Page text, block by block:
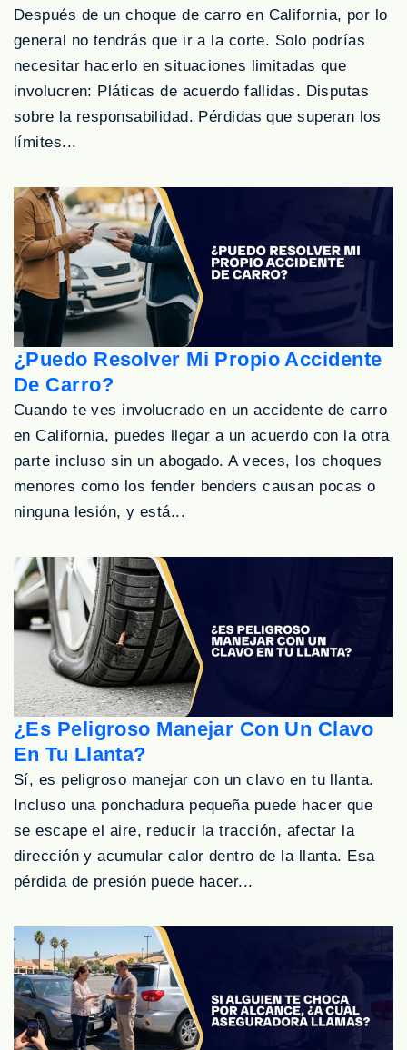
Después de un choque de carro en California, por lo
general no tendrás que ir a la corte. Solo podrías
necesitar hacerlo en situaciones limitadas que
involucren: Pláticas de acuerdo fallidas. Disputas
sobre la responsabilidad. Pérdidas que superan los
límites...
¿Puedo Resolver Mi Propio Accidente
De Carro?
Cuando te ves involucrado en un accidente de carro
en California, puedes llegar a un acuerdo con la otra
parte incluso sin un abogado. A veces, los choques
menores como los fender benders causan pocas o
ninguna lesión, y está...
¿Es Peligroso Manejar Con Un Clavo
En Tu Llanta?
Sí, es peligroso manejar con un clavo en tu llanta.
Incluso una ponchadura pequeña puede hacer que
se escape el aire, reducir la tracción, afectar la
dirección y acumular calor dentro de la llanta. Esa
pérdida de presión puede hacer...